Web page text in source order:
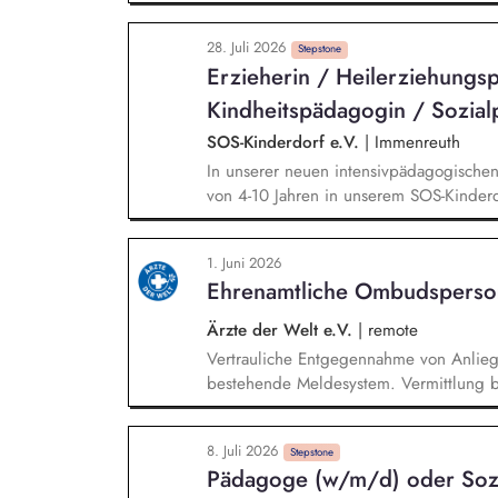
wohnliche Atmosphäre, in der sich die
bauen vertrauensvolle Beziehungen zu
einfühlsam, motivieren, trösten und
führen individuelle und kreative
bei den Hausaufgaben, und gestalten
28. Juli 2026 Stepstone
Erzieherin /
Kindheitspädagogin /
SOS-Kinderdorf e.V. | Immenreuth
In unserer neuen
von 4-10 Jahren in unserem SOS-
gemeinsamer Teamarbeit gestalten
der Kinder mit allem, was ein
stabile und verlässliche Bezugsperson.
Hilfe- und Erziehungsplanung mit. Sie
an und begleiten die jungen Menschen
1. Juni 2026
Ehrenamtliche
Ärzte der Welt e.V. | remote
Vertrauliche Entgegennahme von
bestehende Meldesystem. Vermittlung
Klärungsprozessen. Konzeption und
Sensibilisierungsformaten. Mitwirkung
Verhaltenskodizes und dem
Beschwerdekultur innerhalb der
8. Juli 2026 Stepstone
Pädagoge (w/m/d) oder